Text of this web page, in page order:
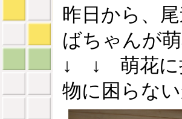
昨日から、
ばちゃんが
↓ ↓ 萌花に
物に困らな